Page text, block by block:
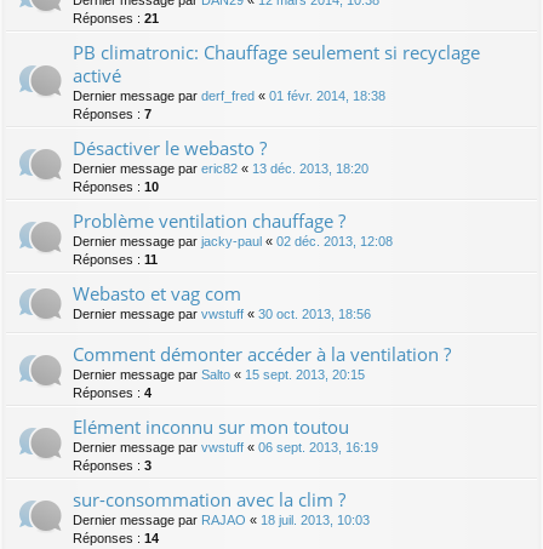
Réponses : 21
PB climatronic: Chauffage seulement si recyclage
activé
Dernier message par derf_fred « 01 févr. 2014, 18:38
Réponses : 7
Désactiver le webasto ?
Dernier message par eric82 « 13 déc. 2013, 18:20
Réponses : 10
Problème ventilation chauffage ?
Dernier message par jacky-paul « 02 déc. 2013, 12:08
Réponses : 11
Webasto et vag com
Dernier message par vwstuff « 30 oct. 2013, 18:56
Comment démonter accéder à la ventilation ?
Dernier message par Salto « 15 sept. 2013, 20:15
Réponses : 4
Elément inconnu sur mon toutou
Dernier message par vwstuff « 06 sept. 2013, 16:19
Réponses : 3
sur-consommation avec la clim ?
Dernier message par RAJAO « 18 juil. 2013, 10:03
Réponses : 14